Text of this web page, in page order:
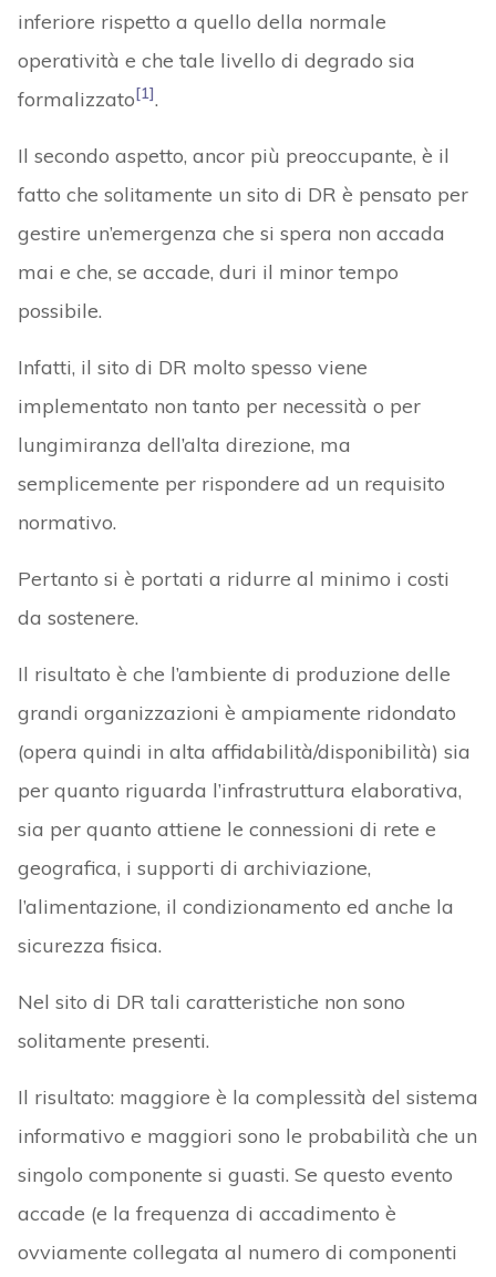
inferiore rispetto a quello della normale
operatività e che tale livello di degrado sia
formalizzato[1].
Il secondo aspetto, ancor più preoccupante, è il
fatto che solitamente un sito di DR è pensato per
gestire un’emergenza che si spera non accada
mai e che, se accade, duri il minor tempo
possibile.
Infatti, il sito di DR molto spesso viene
implementato non tanto per necessità o per
lungimiranza dell’alta direzione, ma
semplicemente per rispondere ad un requisito
normativo.
Pertanto si è portati a ridurre al minimo i costi
da sostenere.
Il risultato è che l’ambiente di produzione delle
grandi organizzazioni è ampiamente ridondato
(opera quindi in alta affidabilità/disponibilità) sia
per quanto riguarda l’infrastruttura elaborativa,
sia per quanto attiene le connessioni di rete e
geografica, i supporti di archiviazione,
l’alimentazione, il condizionamento ed anche la
sicurezza fisica.
Nel sito di DR tali caratteristiche non sono
solitamente presenti.
Il risultato: maggiore è la complessità del sistema
informativo e maggiori sono le probabilità che un
singolo componente si guasti. Se questo evento
accade (e la frequenza di accadimento è
ovviamente collegata al numero di componenti